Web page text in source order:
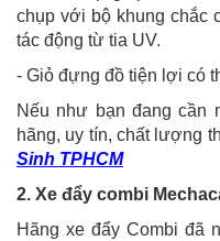
chụp với bộ khung chắc
tác động từ tia UV.
- Giỏ đựng đồ tiện lợi có
Nếu như bạn đang cần
hãng, uy tín, chất lượng
Sinh TPHCM
2. Xe đẩy combi
Hãng xe đẩy Combi đã